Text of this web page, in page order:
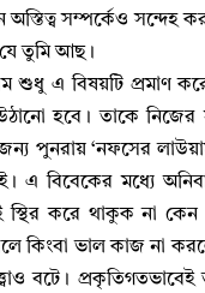
সম্পর্কেও সন্দেহ
যে তুমি আছ।
শুধু এ বিষয়টি প্রমাণ
হবে । তাকে নিজের
পুনরায় ‘নফসের
। এ বিবেকের মধ্যে
স্থির করে থাকুক না
কিংবা ভাল কাজ না
বটে । প্রকৃতিগতভাবেই